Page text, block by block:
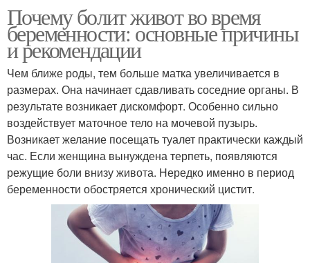
Почему болит живот во время
беременности: основные причины
и рекомендации
Чем ближе роды, тем больше матка увеличивается в
размерах. Она начинает сдавливать соседние органы. В
результате возникает дискомфорт. Особенно сильно
воздействует маточное тело на мочевой пузырь.
Возникает желание посещать туалет практически каждый
час. Если женщина вынуждена терпеть, появляются
режущие боли внизу живота. Нередко именно в период
беременности обостряется хронический цистит.